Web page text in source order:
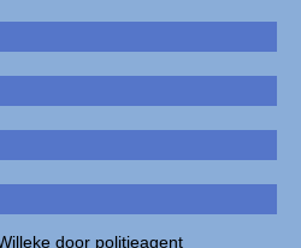
door politieagent